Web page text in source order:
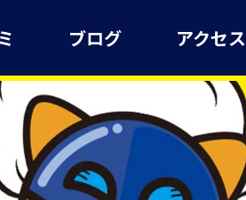
ブログ アクセス